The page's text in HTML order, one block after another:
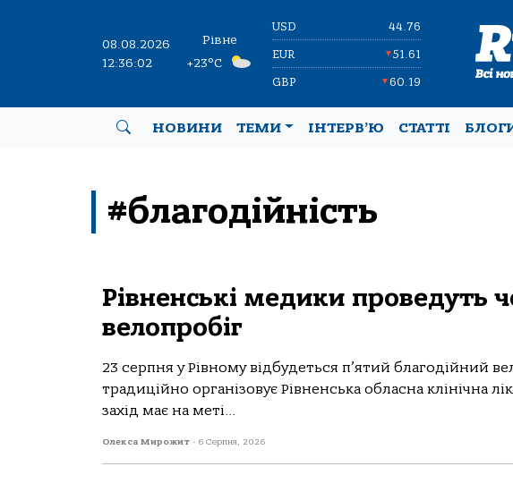
08.08.2026
12:36:02
Рівне
+23°C
USD 44.76
EUR ▼51.61
GBP ▼60.19
НОВИНИ ТЕМИ ІНТЕРВ’Ю СТАТТІ
#благодійність
Рівненські медики проведуть
велопробіг
23 серпня у Рівному відбудеться п’ятий благодійний
традиційно організовує Рівненська обласна клінічна
захід має на меті...
Олекса Мирожит - 6 Серпня, 2026